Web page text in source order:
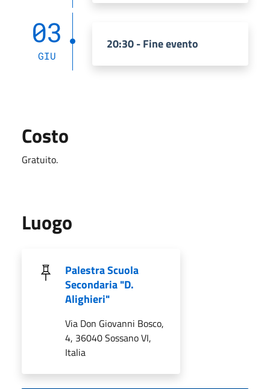
03
GIU
20:30 - Fine evento
Costo
Gratuito.
Luogo
Palestra Scuola
Secondaria "D.
Alighieri"
Via Don Giovanni Bosco,
4, 36040 Sossano VI,
Italia